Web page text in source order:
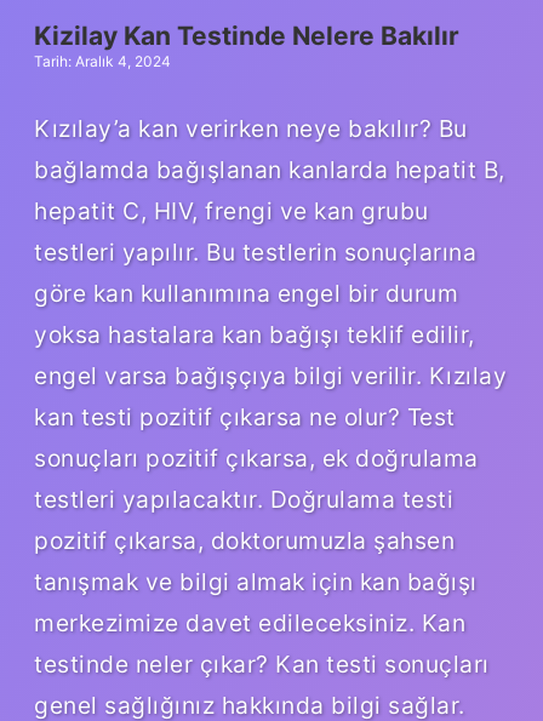
Kizilay Kan Testinde Nelere Bakılır
Tarih: Aralık 4, 2024
Kızılay’a kan verirken neye bakılır? Bu
bağlamda bağışlanan kanlarda hepatit B,
hepatit C, HIV, frengi ve kan grubu
testleri yapılır. Bu testlerin sonuçlarına
göre kan kullanımına engel bir durum
yoksa hastalara kan bağışı teklif edilir,
engel varsa bağışçıya bilgi verilir. Kızılay
kan testi pozitif çıkarsa ne olur? Test
sonuçları pozitif çıkarsa, ek doğrulama
testleri yapılacaktır. Doğrulama testi
pozitif çıkarsa, doktorumuzla şahsen
tanışmak ve bilgi almak için kan bağışı
merkezimize davet edileceksiniz. Kan
testinde neler çıkar? Kan testi sonuçları
genel sağlığınız hakkında bilgi sağlar.